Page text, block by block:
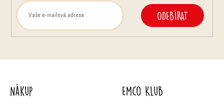
ODEBÍRAT
Nákup Emco Klub